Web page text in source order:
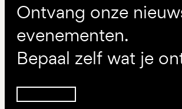
Ontvang onze
evenementen.
Bepaal zelf wat je